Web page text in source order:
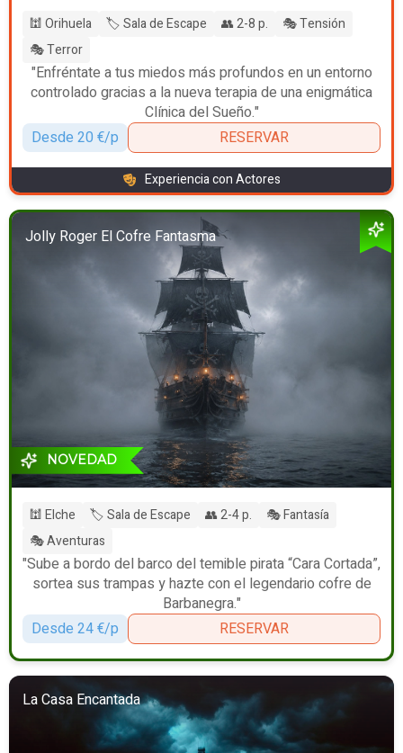
🕍 Orihuela 🏷️ Sala de Escape 👥 2-8 p.
🎭 Tensión
🎭 Terror
"Enfréntate a tus miedos más profundos en un entorno
controlado gracias a la nueva terapia de una enigmática
Clínica del Sueño."
Desde 20 €/p
RESERVAR
Experiencia con Actores
Jolly Roger El Cofre Fantasma
NOVEDAD
🕍 Elche 🏷️ Sala de Escape 👥 2-4 p.
🎭 Fantasía
🎭 Aventuras
"Sube a bordo del barco del temible pirata “Cara Cortada”,
sortea sus trampas y hazte con el legendario cofre de
Barbanegra."
Desde 24 €/p
RESERVAR
La Casa Encantada